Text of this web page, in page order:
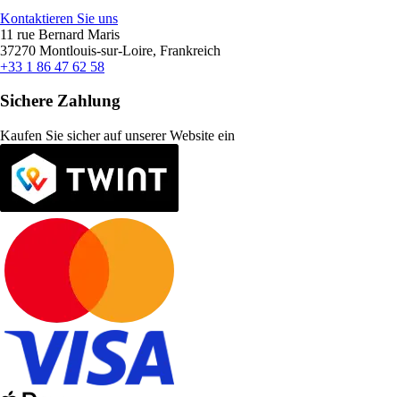
Kontaktieren Sie uns
11 rue Bernard Maris
37270 Montlouis-sur-Loire, Frankreich
+33 1 86 47 62 58
Sichere Zahlung
Kaufen Sie sicher auf unserer Website ein